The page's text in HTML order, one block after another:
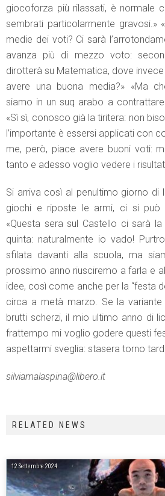
giocoforza più rilassati, è normale
sembrati particolarmente gravosi.»
medie dei voti? Ci sarà
avanza più di mezzo voto:
dirotterà su Matematica, dove
avere una buona media?» «Ma
siamo in un suq arabo a
«Sì sì, conosco già la tiritera: non
l’importante è essersi applicati con
me, però, piace avere buoni voti:
tanto e adesso voglio vedere i
Si arriva così al penultimo giorno di
giochi e riposte le armi, ci si può
«Questa sera sul Castello ci sarà
quinta: naturalmente io vado!
sfilata davanti alla scuola, ma
prossimo anno riusciremo a farla e
idee, così come anche per la “festa
circa a metà marzo. Se la variante
brutti scherzi, il mio ultimo anno di
frattempo mi voglio godere questi
aspettarmi sveglia: stasera torno
silviamalaspina@libero.it
RELATED NEWS
12 Settembre 2024